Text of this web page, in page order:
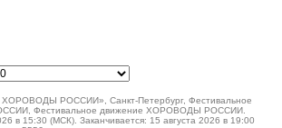
ХОРОВОДЫ РОССИИ», Санкт-Петербург, Фестивальное
Фестивальное движение ХОРОВОДЫ РОССИИ.
в 15:30 (МСК). Заканчивается: 15 августа 2026 в 19:00